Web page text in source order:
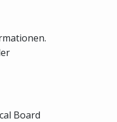
Board